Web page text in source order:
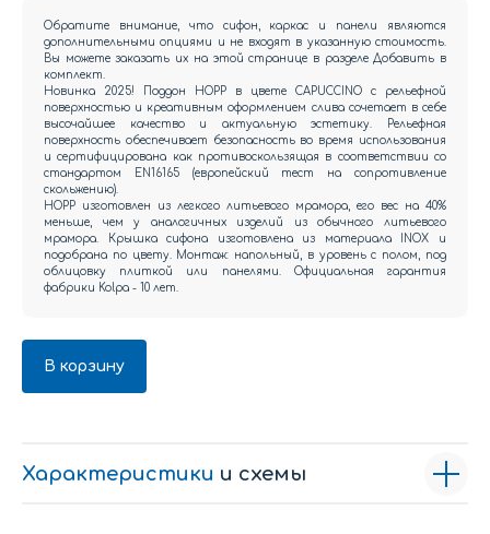
Обратите внимание, что сифон, каркас и панели являются
дополнительными опциями и не входят в указанную стоимость.
Вы можете заказать их на этой странице в разделе Добавить в
комплект.
Новинка 2025! Поддон HOPP в цвете CAPUCCINO с рельефной
поверхностью и креативным оформлением слива сочетает в себе
высочайшее качество и актуальную эстетику. Рельефная
поверхность обеспечивает безопасность во время использования
и сертифицирована как противоскользящая в соответствии со
стандартом EN16165 (европейский тест на сопротивление
скольжению).
HOPP изготовлен из легкого литьевого мрамора, его вес на 40%
меньше, чем у аналогичных изделий из обычного литьевого
мрамора. Крышка сифона изготовлена из материала INOX и
подобрана по цвету. Монтаж: напольный, в уровень с полом, под
облицовку плиткой или панелями. Официальная гарантия
фабрики Kolpa - 10 лет.
В корзину
Характеристики и схемы